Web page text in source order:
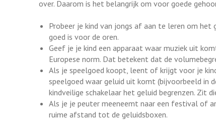
over. Daarom is het belangrijk om voor goede
Probeer je kind van jongs af aan te leren om
goed is voor de oren.
Geef je je kind een apparaat waar muziek uit
Europese norm. Dat betekent dat de
Als je speelgoed koopt, leent of krijgt voor je
speelgoed waar geluid uit komt (bijvoorbeeld in
kindveilige schakelaar het geluid begrenzen. Zit
Als je je peuter meeneemt naar een festival of
ruime afstand tot de geluidsboxen.